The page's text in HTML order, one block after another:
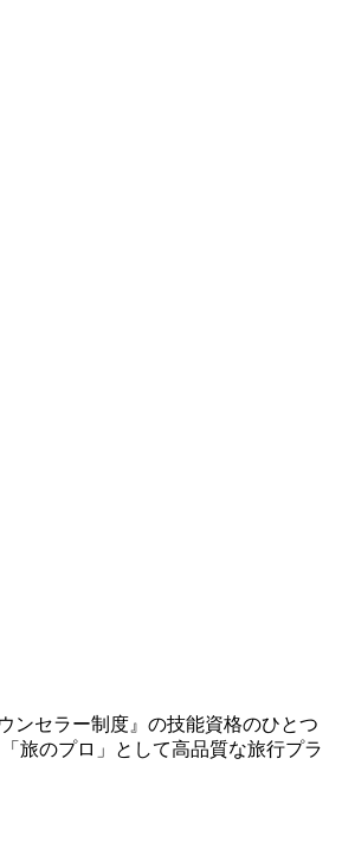
ンセラー制度』の技能資格のひとつ
旅のプロ」として高品質な旅行プラ